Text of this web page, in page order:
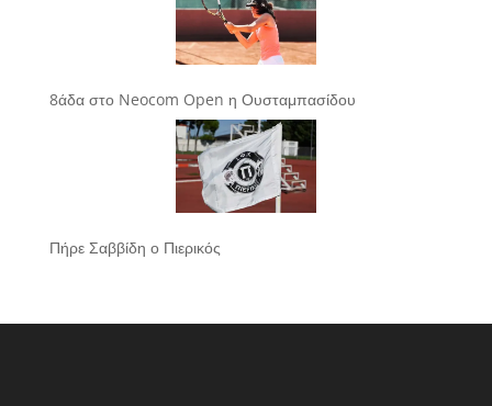
8άδα στο Neocom Open η Ουσταμπασίδου
Πήρε Σαββίδη ο Πιερικός